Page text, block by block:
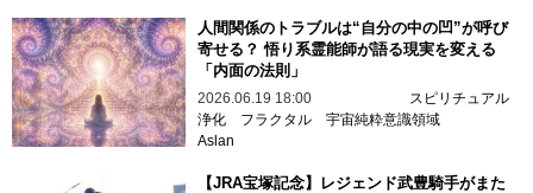
人間関係のトラブルは“自分の中の凹”が呼び
寄せる？ 悟り系霊能師が語る現実を変える
「内面の法則」
2026.06.19 18:00
スピリチュアル
浄化
フラクタル 宇宙純粋意識領域
Aslan
【JRA宝塚記念】レジェンド武豊騎手がまた